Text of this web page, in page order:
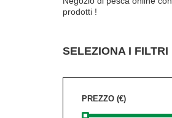
prodotti !
SELEZIONA I FILTRI
PREZZO (€)